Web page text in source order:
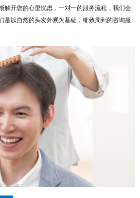
解开您的心里忧虑，一对一的服务流程，我们会
是以自然的头发外观为基础，细致周到的咨询服